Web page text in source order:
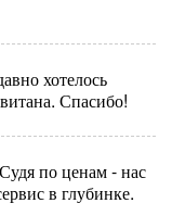
хотелось
Спасибо!
по ценам - нас
в глубинке.